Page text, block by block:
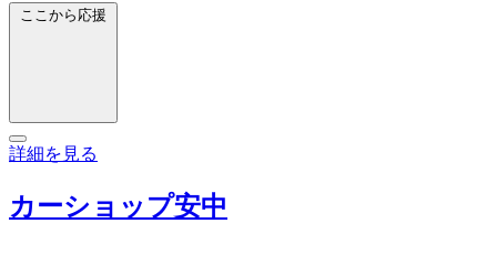
ここから応援
詳細を見る
カーショップ安中